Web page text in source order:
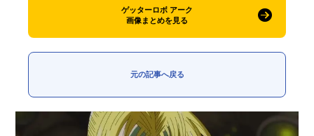
ゲッターロボ アーク
画像まとめを見る
元の記事へ戻る